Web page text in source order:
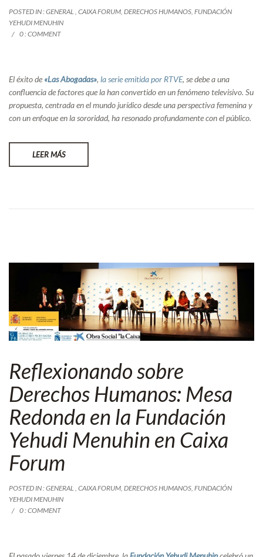
POSTED IN :GENERAL , CAIXA FORUM, DERECHOS HUMANOS, FUNDACIÓN
YEHUDI MENUHIN
0 : COMMENT
El éxito de «Las Abogadas», la serie emitida por RTVE, se debe a una
confluencia de factores que la han convertido en un fenómeno televisivo. Su
propuesta, centrada en el mundo jurídico desde una perspectiva femenina y
con un enfoque en la sororidad, ha resonado profundamente con el público.
LEER MÁS
Reflexionando sobre
Derechos Humanos: Mesa
Redonda en la Fundación
Yehudi Menuhin en Caixa
Forum
POSTED IN :GENERAL , CAIXA FORUM, DERECHOS HUMANOS, FUNDACIÓN
YEHUDI MENUHIN
0 : COMMENT